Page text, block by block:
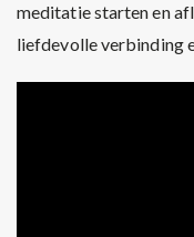
meditatie starten en
liefdevolle verbinding